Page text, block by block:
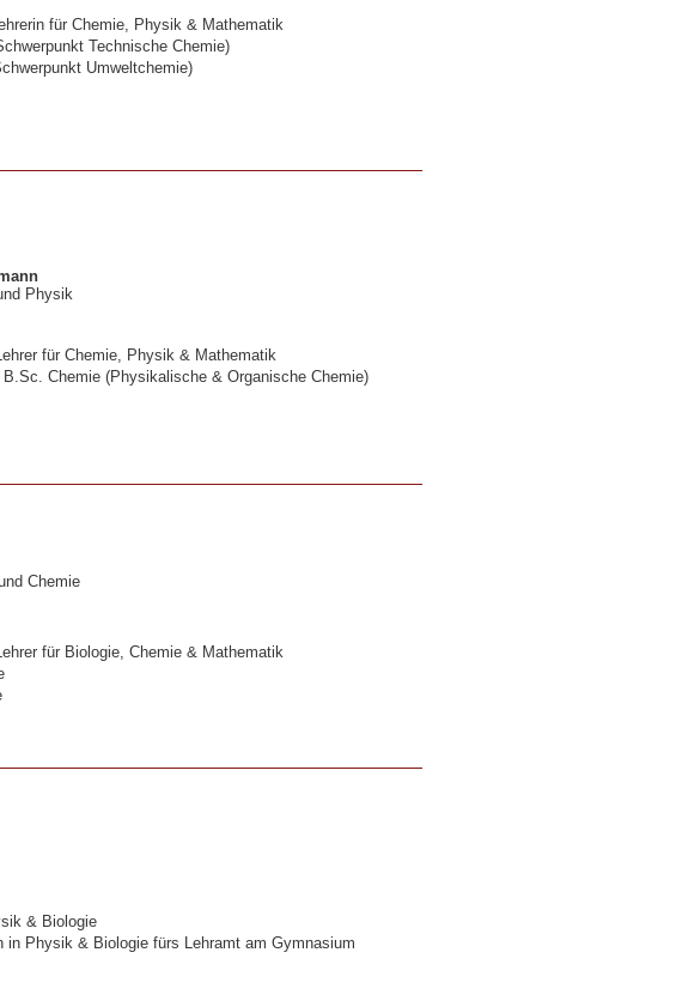
für Chemie, Physik & Mathematik
Technische Chemie)
Umweltchemie)
Physik
für Chemie, Physik & Mathematik
B.Sc. Chemie (Physikalische & Organische Chemie)
Chemie
für Biologie, Chemie & Mathematik
& Biologie
in Physik & Biologie fürs Lehramt am Gymnasium